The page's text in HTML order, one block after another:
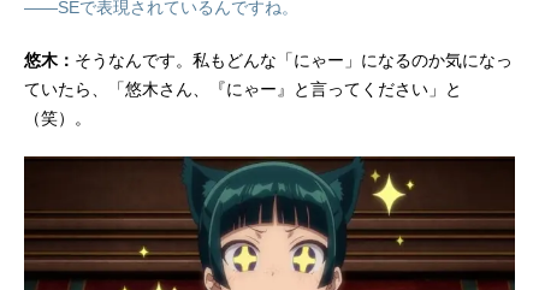
――SEで表現されているんですね。
悠木： そうなんです。私もどんな「にゃー」になるのか気になっ
ていたら、「悠木さん、『にゃー』と言ってください」と
（笑）。